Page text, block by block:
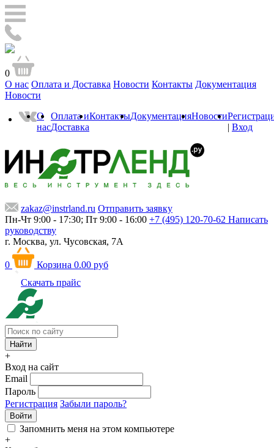
0
О нас Оплата и Доставка Новости Контакты Документация
Новости
О
нас
Оплата и
Доставка
КонтактыДокументацияНовости
| Вход
zakaz@instrland.ru Отправить заявку
Пн-Чт 9:00 - 17:30; Пт 9:00 - 16:00 +7 (495) 120-70-62 Написать
руководству
г. Москва, ул. Чусовская, 7А
0 Корзина 0.00 руб
Скачать прайс
+
Вход на сайт
Email
Пароль
Регистрация Забыли пароль?
Войти
Запомнить меня на этом компьютере
+